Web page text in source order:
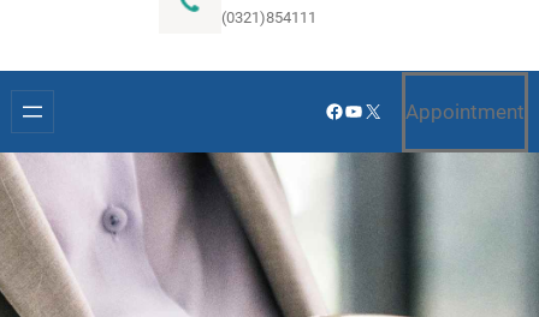
(0321)854111
Facebook
YouTube
X Appointment